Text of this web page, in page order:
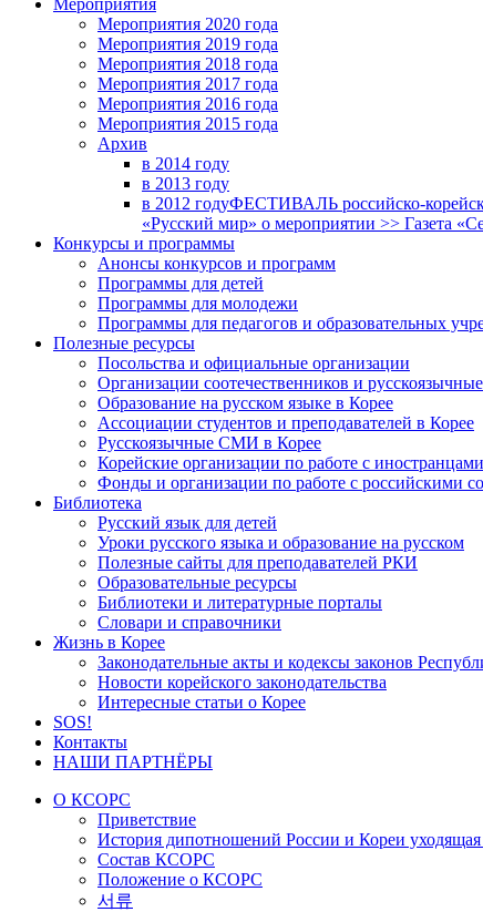
Мероприятия
Мероприятия 2020 года
Мероприятия 2019 года
Мероприятия 2018 годa
Мероприятия 2017 года
Мероприятия 2016 года
Мероприятия 2015 года
Архив
в 2014 году
в 2013 году
в 2012 годуФЕСТИВАЛЬ российско-
«Русский мир» о мероприятии >> Газета
Конкурсы и программы
Анонсы конкурсов и программ
Программы для детей
Программы для молодежи
Программы для педагогов и образовательных
Полезные ресурсы
Посольства и официальные организации
Организации соотечественников и
Образование на русском языке в Корее
Ассоциации студентов и преподавателей в Корее
Русскоязычные СМИ в Корее
Корейские организации по работе с иностранцами
Фонды и организации по работе с российскими
Библиотека
Русский язык для детей
Уроки русского языка и образование на русском
Полезные сайты для преподавателей РКИ
Образовательные ресурсы
Библиотеки и литературные порталы
Словари и справочники
Жизнь в Корее
Законодательные акты и кодексы законов
Новости корейского законодательства
Интересные статьи о Корее
SOS!
Контакты
НАШИ ПАРТНЁРЫ
О КСОРС
Приветствие
История дипотношений России и Кореи уходящая
Состав КСОРС
Положение о КСОРС
서류